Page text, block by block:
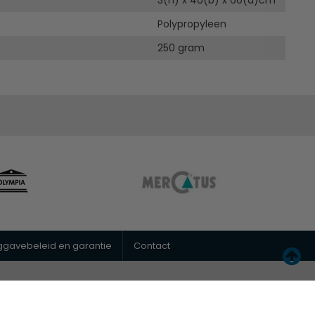
Polypropyleen
250 gram
en garantie Contact